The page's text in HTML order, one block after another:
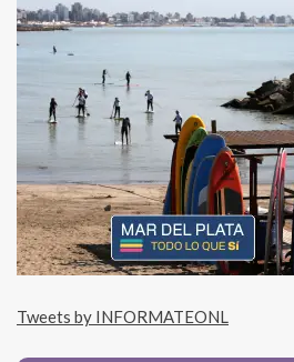
Tweets by INFORMATEONL